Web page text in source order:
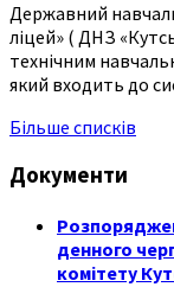
Державний
ліцей» ( ДНЗ
технічним
який входить до
Більше списків
Документи
денного
комітету